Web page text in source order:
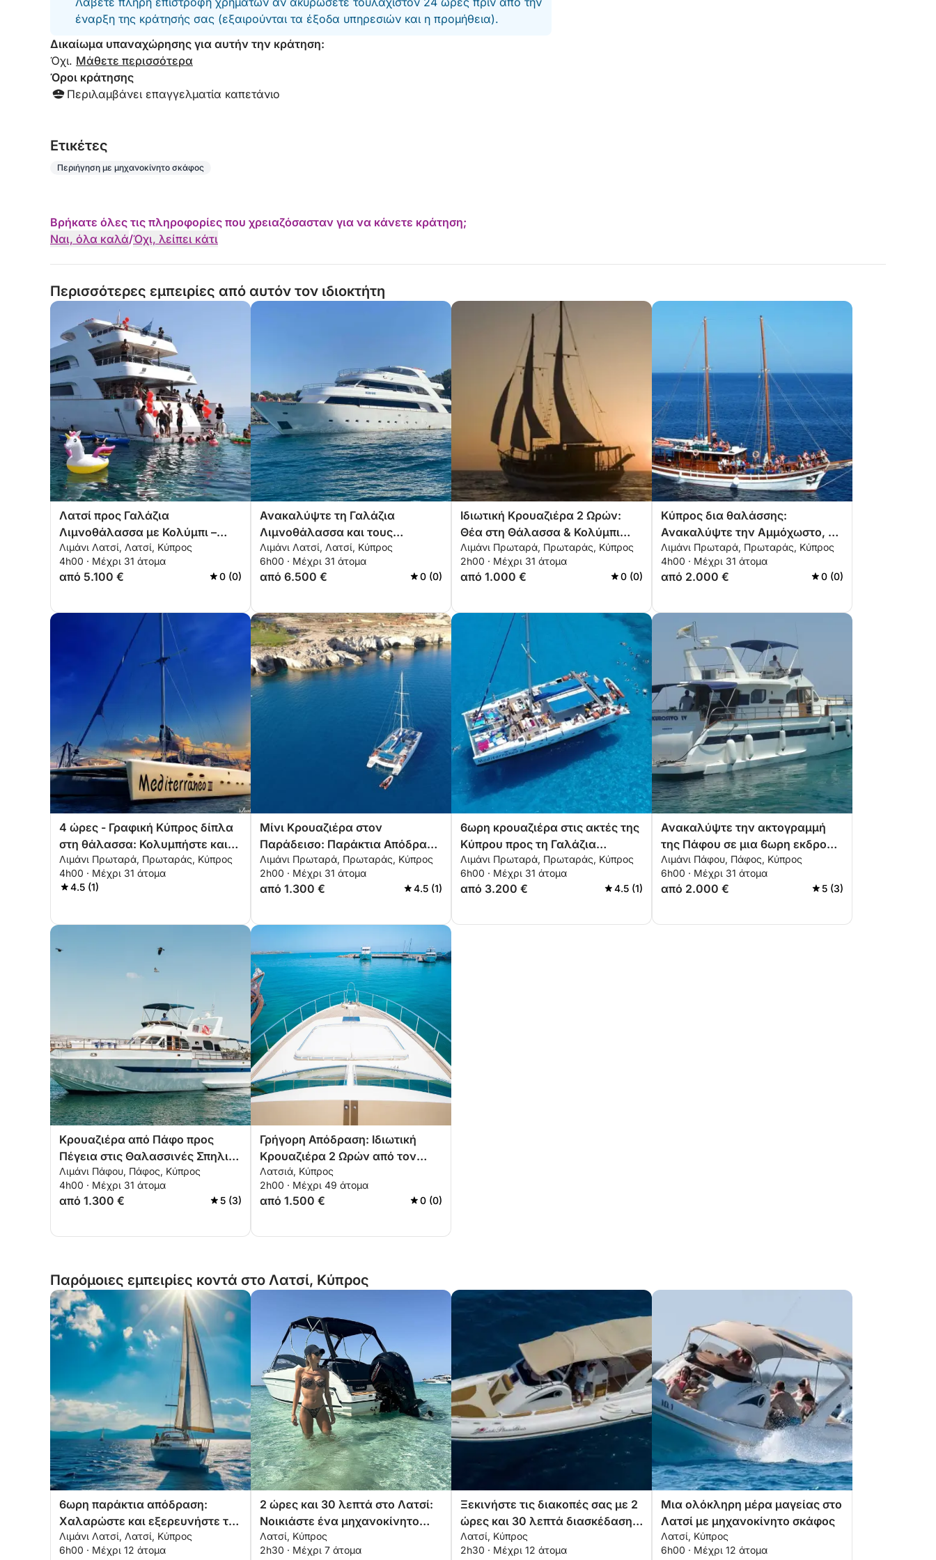
έναρξη της κράτησής σας (εξαιρούνται τα έξοδα υπηρεσιών και η προμήθεια).
Δικαίωμα υπαναχώρησης για αυτήν την κράτηση:
Όχι. Μάθετε περισσότερα
Όροι κράτησης
Περιλαμβάνει επαγγελματία καπετάνιο
Eτικέτες
Περιήγηση με μηχανοκίνητο σκάφος
Βρήκατε όλες τις πληροφορίες που χρειαζόσασταν για να κάνετε κράτηση;
Ναι, όλα καλά/Όχι, λείπει κάτι
Περισσότερες εμπειρίες από αυτόν τον ιδιοκτήτη
Λατσί προς Γαλάζια
Λιμνοθάλασσα με Κολύμπι –
4ωρη Κρουαζιέρα
Λιμάνι Λατσί, Λατσί, Κύπρος
4h00 · Μέχρι 31 άτομα
από 5.100 € 0 (0)
Ανακαλύψτε τη Γαλάζια
Λιμνοθάλασσα και τους
Απομονωμένους Κόλπους – 6
Ώρες
Λιμάνι Λατσί, Λατσί, Κύπρος
6h00 · Μέχρι 31 άτομα
από 6.500 € 0 (0)
Ιδιωτική Κρουαζιέρα 2 Ωρών:
Θέα στη Θάλασσα & Κολύμπι
από τον Πρωταρά
Λιμάνι Πρωταρά, Πρωταράς, Κύπρος
2h00 · Μέχρι 31 άτομα
από 1.000 € 0 (0)
Κύπρος δια θαλάσσης:
Ανακαλύψτε την Αμμόχωστο, το
Κάβο Γκρέκο και τους
Κρυμμένους Κόλπους
Λιμάνι Πρωταρά, Πρωταράς, Κύπρος
4h00 · Μέχρι 31 άτομα
από 2.000 € 0 (0)
4 ώρες - Γραφική Κύπρος δίπλα
στη θάλασσα: Κολυμπήστε και
χαλαρώστε από τον Πρωταρά
Λιμάνι Πρωταρά, Πρωταράς, Κύπρος
4h00 · Μέχρι 31 άτομα
4.5 (1)
Μίνι Κρουαζιέρα στον
Παράδεισο: Παράκτια Απόδραση
σε 2 Ώρες
Λιμάνι Πρωταρά, Πρωταράς, Κύπρος
2h00 · Μέχρι 31 άτομα
από 1.300 € 4.5 (1)
6ωρη κρουαζιέρα στις ακτές της
Κύπρου προς τη Γαλάζια
Λιμνοθάλασσα
Λιμάνι Πρωταρά, Πρωταράς, Κύπρος
6h00 · Μέχρι 31 άτομα
από 3.200 € 4.5 (1)
Ανακαλύψτε την ακτογραμμή
της Πάφου σε μια 6ωρη εκδρομή
με σκάφος
Λιμάνι Πάφου, Πάφος, Κύπρος
6h00 · Μέχρι 31 άτομα
από 2.000 € 5 (3)
Κρουαζιέρα από Πάφο προς
Πέγεια στις Θαλασσινές Σπηλιές
– 4 ώρες
Λιμάνι Πάφου, Πάφος, Κύπρος
4h00 · Μέχρι 31 άτομα
από 1.300 € 5 (3)
Γρήγορη Απόδραση: Ιδιωτική
Κρουαζιέρα 2 Ωρών από τον
Πρωταρά
Λατσιά, Κύπρος
2h00 · Μέχρι 49 άτομα
από 1.500 € 0 (0)
Παρόμοιες εμπειρίες κοντά στο Λατσί, Κύπρος
6ωρη παράκτια απόδραση:
Χαλαρώστε και εξερευνήστε τη
χερσόνησο του Ακάμα
Λιμάνι Λατσί, Λατσί, Κύπρος
6h00 · Μέχρι 12 άτομα
2 ώρες και 30 λεπτά στο Λατσί:
Νοικιάστε ένα μηχανοκίνητο
σκάφος και απολαύστε
Λατσί, Κύπρος
2h30 · Μέχρι 7 άτομα
Ξεκινήστε τις διακοπές σας με 2
ώρες και 30 λεπτά διασκέδασης
σε ένα μηχανοκίνητο σκάφος
Λατσί, Κύπρος
2h30 · Μέχρι 12 άτομα
Μια ολόκληρη μέρα μαγείας στο
Λατσί με μηχανοκίνητο σκάφος
Λατσί, Κύπρος
6h00 · Μέχρι 12 άτομα